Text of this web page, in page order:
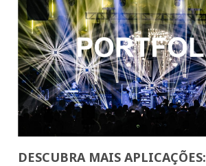
DESCUBRA MAIS APLICAÇÕES: